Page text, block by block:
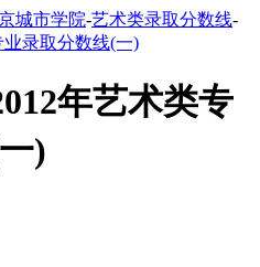
城市学院-艺术类录取分数线-
录取分数线(一)
年艺术类专
)